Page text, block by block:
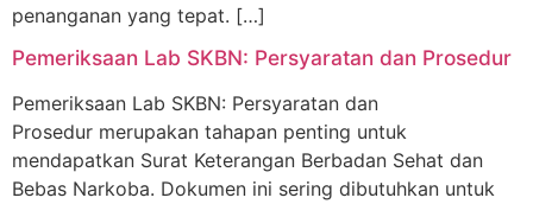
penanganan yang tepat. […]
Pemeriksaan Lab SKBN: Persyaratan dan Prosedur
Pemeriksaan Lab SKBN: Persyaratan dan
Prosedur merupakan tahapan penting untuk
mendapatkan Surat Keterangan Berbadan Sehat dan
Bebas Narkoba. Dokumen ini sering dibutuhkan untuk